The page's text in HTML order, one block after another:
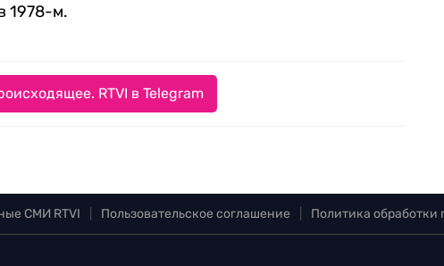
1978-м.
RTVI в Telegram
СМИ RTVI Пользовательское соглашение Политика